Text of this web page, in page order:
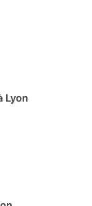
Lyon